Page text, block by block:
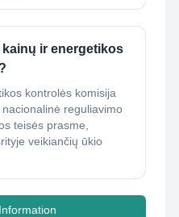
ir energetikos
kontrolės komisija
reguliavimo
teisės prasme,
veikiančių ūkio